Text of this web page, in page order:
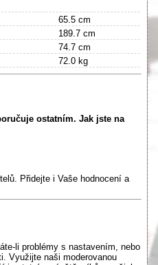
65.5 cm
189.7 cm
74.7 cm
72.0 kg
ostatním. Jak jste na
Přidejte i Vaše hodnocení a
li problémy s nastavením, nebo
Využijte naši moderovanou